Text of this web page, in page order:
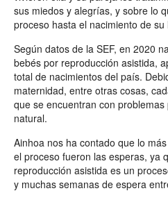
sus miedos y alegrías, y sobre lo
proceso hasta el nacimiento de su
Según datos de la SEF, en 2020
bebés por reproducción asistida,
total de nacimientos del país.
maternidad, entre otras cosas,
que se encuentran con
natural.
Ainhoa nos ha contado que lo
el proceso fueron las esperas, ya
reproducción asistida es un
y muchas semanas de espera